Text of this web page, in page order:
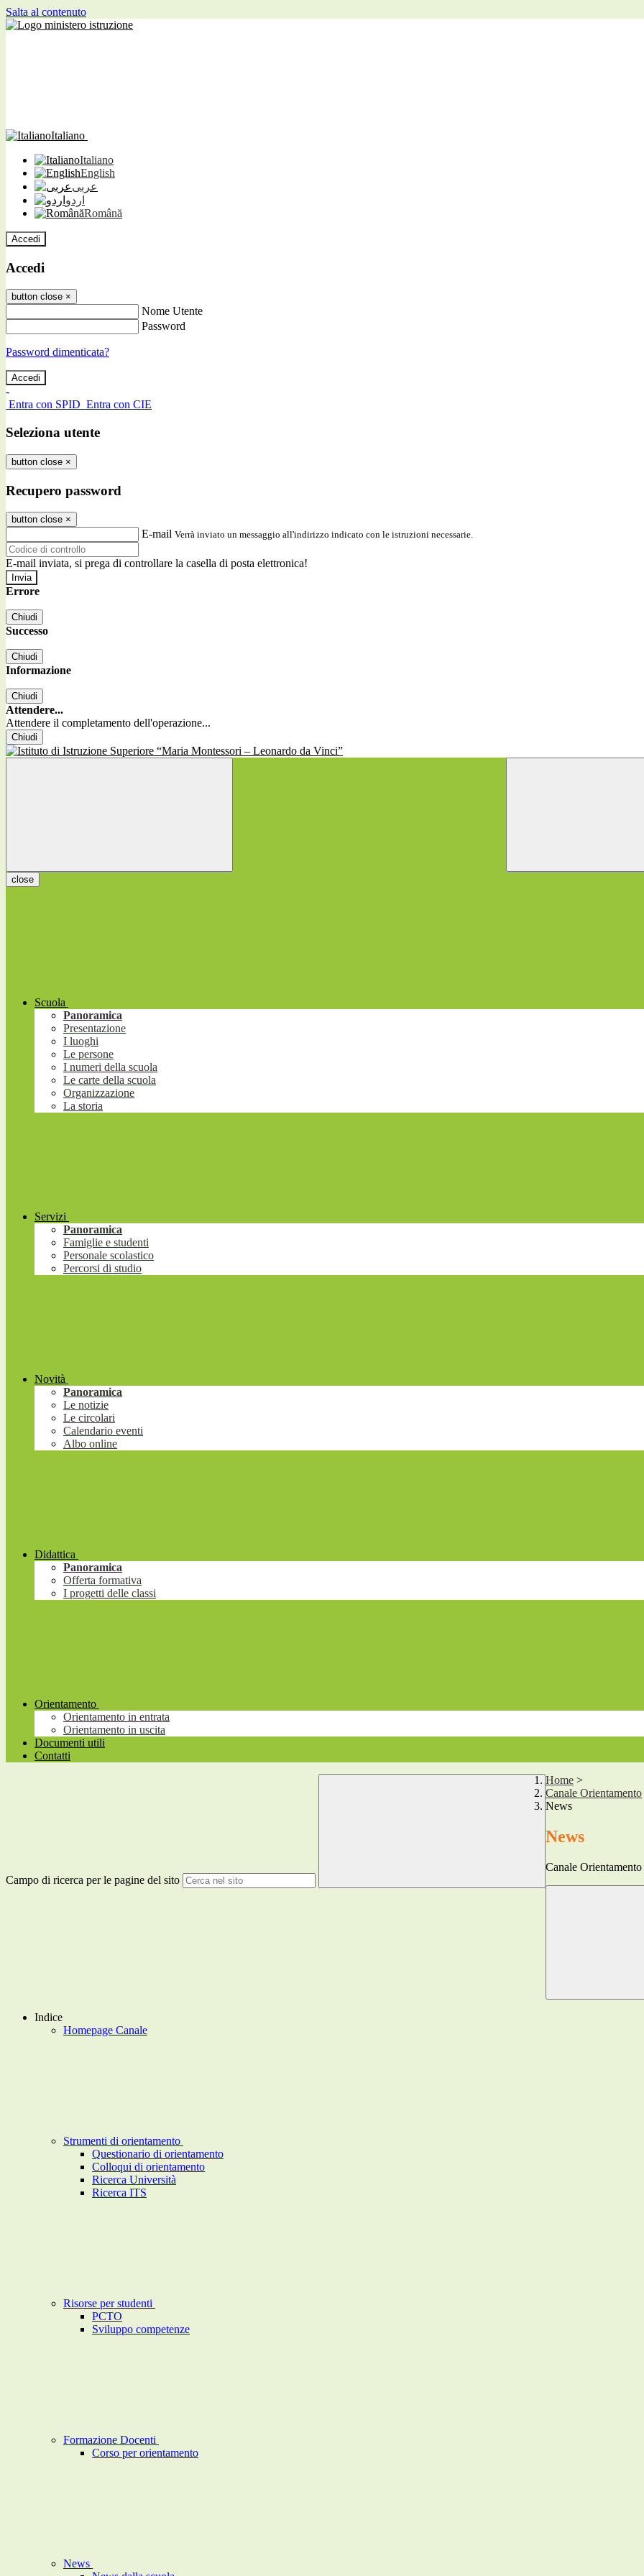
Salta al contenuto
Italiano
Italiano
English
عربى
اردو
Română
Accedi
Accedi
button close ×
Nome Utente
Password
Password dimenticata?
-
Entra con SPID Entra con CIE
Seleziona utente
button close ×
Recupero password
button close ×
E-mail Verrà inviato un messaggio all'indirizzo indicato con le istruzioni necessarie.
E-mail inviata, si prega di controllare la casella di posta elettronica!
Errore
Chiudi
Successo
Chiudi
Informazione
Chiudi
Attendere...
Attendere il completamento dell'operazione...
Chiudi
close
Scuola
Panoramica
Presentazione
I luoghi
Le persone
I numeri della scuola
Le carte della scuola
Organizzazione
La storia
Servizi
Panoramica
Famiglie e studenti
Personale scolastico
Percorsi di studio
Novità
Panoramica
Le notizie
Le circolari
Calendario eventi
Albo online
Didattica
Panoramica
Offerta formativa
I progetti delle classi
Orientamento
Orientamento in entrata
Orientamento in uscita
Documenti utili
Contatti
Campo di ricerca per le pagine del sito
Home >
Canale Orientamento
News
News
Canale Orientamento
Indice
Homepage Canale
Strumenti di orientamento
Questionario di orientamento
Colloqui di orientamento
Ricerca Università
Ricerca ITS
Risorse per studenti
PCTO
Sviluppo competenze
Formazione Docenti
Corso per orientamento
News